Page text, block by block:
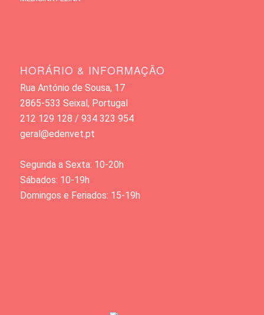
HORÁRIO & INFORMAÇÃO
Rua António de Sousa, 17
2865-533 Seixal, Portugal
212 129 128 / 934 323 954
geral@edenvet.pt
Segunda a Sexta: 10-20h
Sábados: 10-19h
Domingos e Feriados: 15-19h